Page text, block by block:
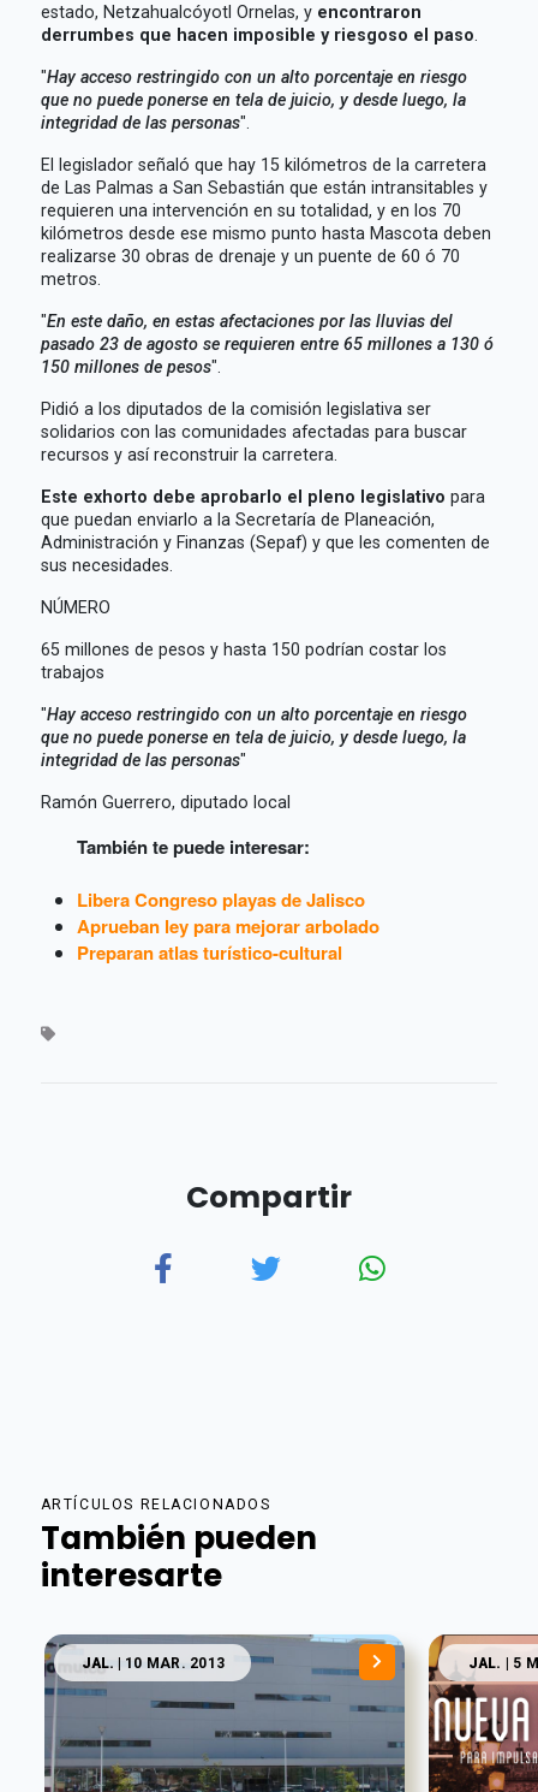
estado, Netzahualcóyotl Ornelas, yencontraron
derrumbes que hacen imposible y riesgoso el paso
"Hay acceso restringido con un alto porcentaje en riesgo
que no puede ponerse en tela de juicio, y desde luego, la
integridad de las personas".
El legislador señaló que hay 15 kilómetros de la carretera
de Las Palmas a San Sebastián que están intransitables y
requieren una intervención en su totalidad, y en los 70
kilómetros desde ese mismo punto hasta Mascota deben
realizarse 30 obras de drenaje y un puente de 60 ó 70
metros.
"En este daño, en estas afectaciones por las lluvias del
pasado 23 de agosto se requieren entre 65 millones a 130 ó
150 millones de pesos".
Pidió a los diputados de la comisión legislativa ser
solidarios con las comunidades afectadas para buscar
recursos y así reconstruir la carretera.
Este exhorto debe aprobarlo el pleno legislativo para
que puedan enviarlo a la Secretaría de Planeación,
Administración y Finanzas (Sepaf) y que les comenten de
sus necesidades.
NÚMERO
65 millones de pesos y hasta 150 podrían costar los
trabajos
"Hay acceso restringido con un alto porcentaje en riesgo
que no puede ponerse en tela de juicio, y desde luego, la
integridad de las personas"
Ramón Guerrero, diputado local
También te puede interesar:
Libera Congreso playas de Jalisco
Aprueban ley para mejorar arbolado
Preparan atlas turístico-cultural
Compartir
ARTÍCULOS RELACIONADOS
También pueden
interesarte
JAL. | 10 MAR. 2013 JAL. | 5